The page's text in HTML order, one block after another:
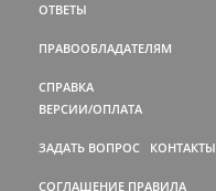
ОТВЕТЫ
ПРАВООБЛАДАТЕЛЯМ
СПРАВКА
ВЕРСИИ/ОПЛАТА
ЗАДАТЬ ВОПРОС КОНТАКТЫ
СОГЛАШЕНИЕ ПРАВИЛА